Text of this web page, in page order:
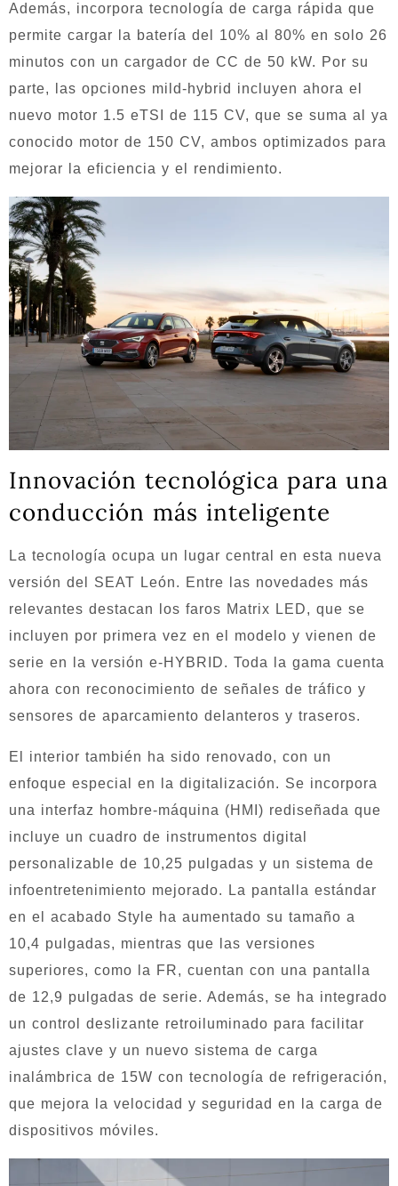
Además, incorpora tecnología de carga rápida que
permite cargar la batería del 10% al 80% en solo 26
minutos con un cargador de CC de 50 kW. Por su
parte, las opciones mild-hybrid incluyen ahora el
nuevo motor 1.5 eTSI de 115 CV, que se suma al ya
conocido motor de 150 CV, ambos optimizados para
mejorar la eficiencia y el rendimiento.
Innovación tecnológica para una
conducción más inteligente
La tecnología ocupa un lugar central en esta nueva
versión del SEAT León. Entre las novedades más
relevantes destacan los faros Matrix LED, que se
incluyen por primera vez en el modelo y vienen de
serie en la versión e-HYBRID. Toda la gama cuenta
ahora con reconocimiento de señales de tráfico y
sensores de aparcamiento delanteros y traseros.
El interior también ha sido renovado, con un
enfoque especial en la digitalización. Se incorpora
una interfaz hombre-máquina (HMI) rediseñada que
incluye un cuadro de instrumentos digital
personalizable de 10,25 pulgadas y un sistema de
infoentretenimiento mejorado. La pantalla estándar
en el acabado Style ha aumentado su tamaño a
10,4 pulgadas, mientras que las versiones
superiores, como la FR, cuentan con una pantalla
de 12,9 pulgadas de serie. Además, se ha integrado
un control deslizante retroiluminado para facilitar
ajustes clave y un nuevo sistema de carga
inalámbrica de 15W con tecnología de refrigeración,
que mejora la velocidad y seguridad en la carga de
dispositivos móviles.